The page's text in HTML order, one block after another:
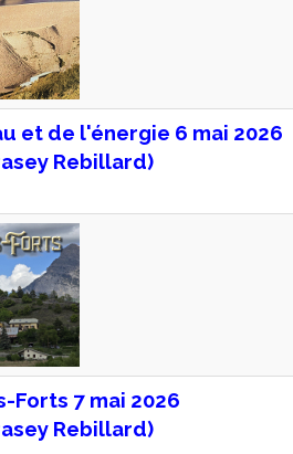
et de l'énergie 6 mai 2026
Rebillard)
Forts 7 mai 2026
Rebillard)